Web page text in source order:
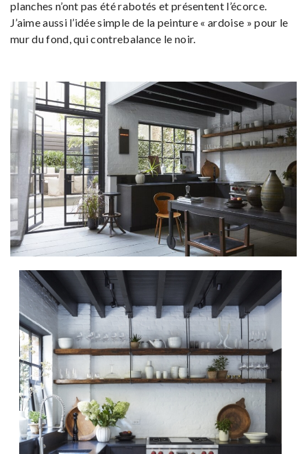
planches n’ont pas été rabotés et présentent l’écorce.
J’aime aussi l’idée simple de la peinture « ardoise » pour le
mur du fond, qui contrebalance le noir.